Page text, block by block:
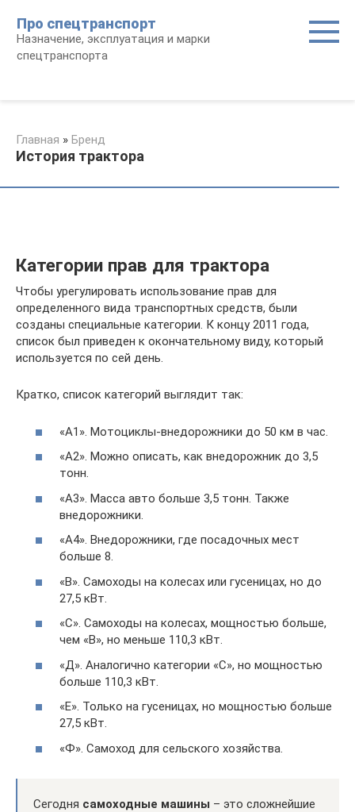
контенту
Про спецтранспорт
Назначение, эксплуатация и марки
спецтранспорта
Главная » Бренд
История трактора
Категории прав для трактора
Чтобы урегулировать использование прав для
определенного вида транспортных средств, были
созданы специальные категории. К концу 2011 года,
список был приведен к окончательному виду, который
используется по сей день.
Кратко, список категорий выглядит так:
«А1». Мотоциклы-внедорожники до 50 км в час.
«А2». Можно описать, как внедорожник до 3,5
тонн.
«А3». Масса авто больше 3,5 тонн. Также
внедорожники.
«А4». Внедорожники, где посадочных мест
больше 8.
«В». Самоходы на колесах или гусеницах, но до
27,5 кВт.
«С». Самоходы на колесах, мощностью больше,
чем «В», но меньше 110,3 кВт.
«Д». Аналогично категории «С», но мощностью
больше 110,3 кВт.
«Е». Только на гусеницах, но мощностью больше
27,5 кВт.
«Ф». Самоход для сельского хозяйства.
Сегодня самоходные машины – это сложнейшие